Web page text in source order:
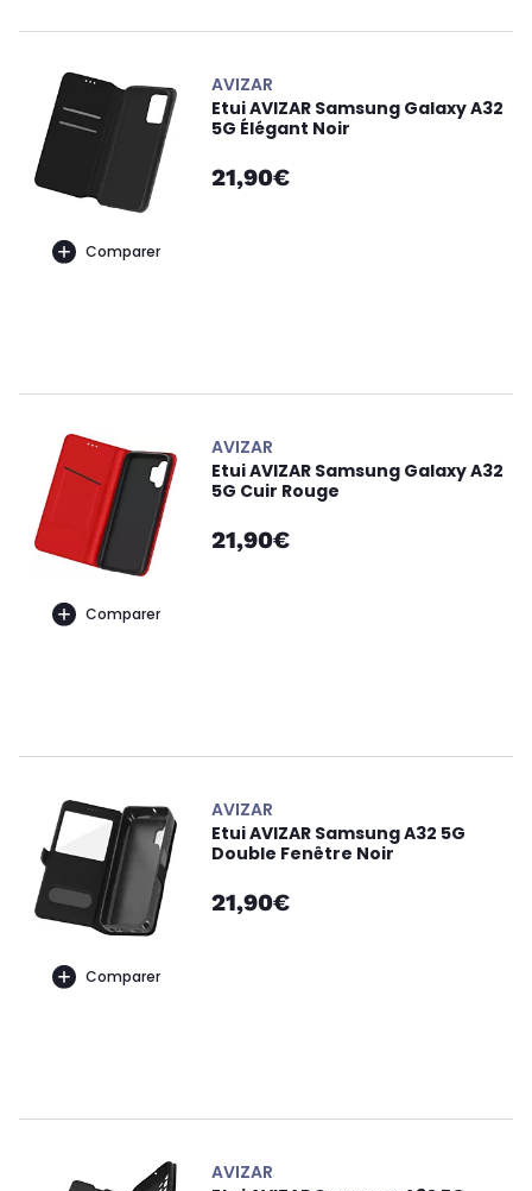
Comparer
AVIZAR
Etui AVIZAR Samsung Galaxy A32
5G Élégant Noir
21,90€
Comparer
AVIZAR
Etui AVIZAR Samsung Galaxy A32
5G Cuir Rouge
21,90€
Comparer
AVIZAR
Etui AVIZAR Samsung A32 5G
Double Fenêtre Noir
21,90€
AVIZAR